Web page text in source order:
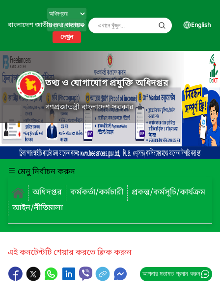
বাংলাদেশ জাতীয় তথ্য বাতায়ন
দেখুন
English
তথ্য ও যোগাযোগ প্রযুক্তি অধিদপ্তর
গণপ্রজাতন্ত্রী বাংলাদেশ সরকার
মেনু নির্বাচন করুন
অধিদপ্তর
কর্মকর্তা/কর্মচারী
প্রকল্প/কর্মসূচি/কার্যক্রম
আইন/নীতিমালা
এই কনটেন্টটি শেয়ার করতে ক্লিক করুন
আপনার মতামত প্রদান করুন